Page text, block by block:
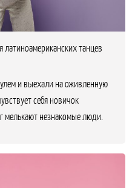
латиноамериканских танцев
и выехали на оживленную
себя новичок
мелькают незнакомые люди.